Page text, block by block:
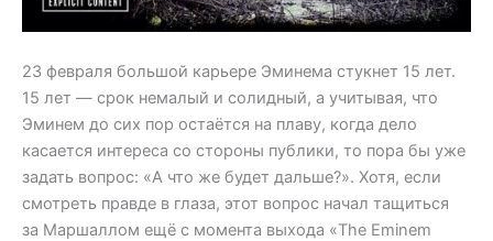
23 февраля большой карьере Эминема стукнет 15 лет.
15 лет — срок немалый и солидный, а учитывая, что
Эминем до сих пор остаётся на плаву, когда дело
касается интереса со стороны публики, то пора бы уже
задать вопрос: «А что же будет дальше?». Хотя, если
смотреть правде в глаза, этот вопрос начал тащиться
за Маршаллом ещё с момента выхода «The Eminem